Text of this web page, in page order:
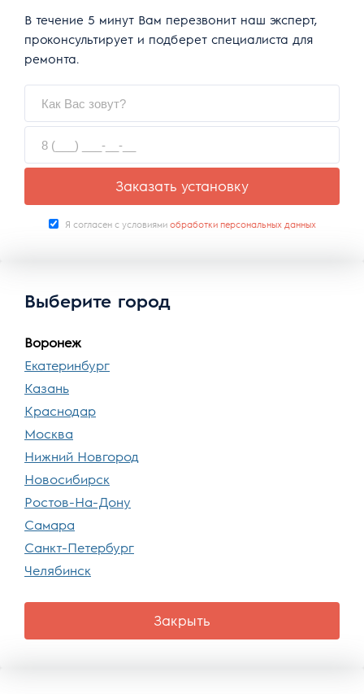
В течение 5 минут Вам перезвонит наш эксперт,
проконсультирует и подберет специалиста для
ремонта.
Заказать установку
Я согласен с условиями обработки персональных данных
Выберите город
Воронеж
Екатеринбург
Казань
Краснодар
Москва
Нижний Новгород
Новосибирск
Ростов-На-Дону
Самара
Санкт-Петербург
Челябинск
Закрыть